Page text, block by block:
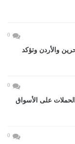
0
والأردن وتؤكد
0
الحملات على الأسواق
0